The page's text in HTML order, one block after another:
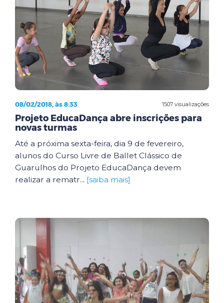
1507 visualizações
08/02/2018, às 8:33
Projeto EducaDança abre inscrições para
novas turmas
Até a próxima sexta-feira, dia 9 de fevereiro,
alunos do Curso Livre de Ballet Clássico de
Guarulhos do Projeto EducaDança devem
realizar a rematr... [saiba mais]